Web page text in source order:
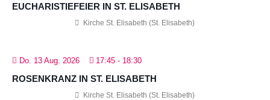
EUCHARISTIEFEIER IN ST. ELISABETH
Kirche St. Elisabeth (St. Elisabeth)
Do. 13 Aug. 2026 17:45 - 18:30
ROSENKRANZ IN ST. ELISABETH
Kirche St. Elisabeth (St. Elisabeth)